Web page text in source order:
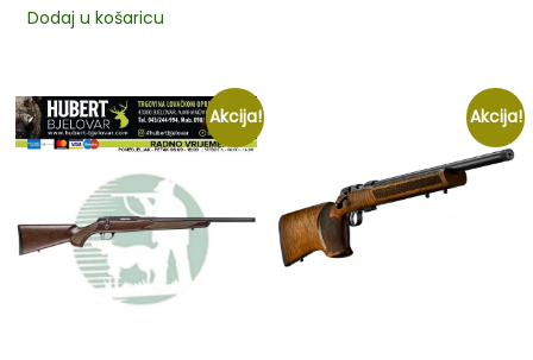
Dodaj u košaricu
Akcija! Akcija!